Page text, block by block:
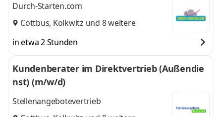
Durch-Starten.com
Cottbus, Kolkwitz und 8 weitere
in etwa 2 Stunden
Kundenberater im Direktvertrieb (Außendie
nst) (m/w/d)
Stellenangebotevertrieb